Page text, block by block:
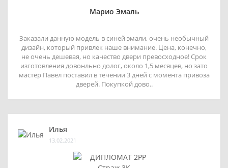
Марио Эмаль
Заказали данную модель в синей эмали, очень необычный
дизайн, который привлек наше внимание. Цена, конечно,
не очень дешевая, но качество двери превосходное! Срок
изготовления довонльно долог, около 1,5 месяцев, но зато
мастер Павел поставил в течении 3 дней с момента привоза
дверей. Покупкой дово..
Илья
13.02.2021